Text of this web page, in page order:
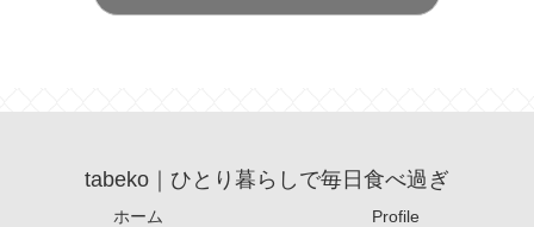
tabeko｜ひとり暮らしで毎日食べ過ぎ
ホーム
Profile